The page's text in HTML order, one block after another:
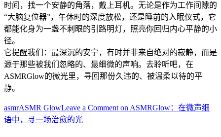
时间，找一个安静的角落，戴上耳机。无论是作为工作间隙的
“大脑复位器”，午休时的深度放松，还是睡前的入眠仪式，它
都能化身为一盏不刺眼的引路明灯，照亮你回归内心平静的小
径。
它提醒我们：最深沉的安宁，有时并非来自绝对的寂静，而是
源于那些被我们忽略的、最细微的声响。去聆听吧，在
ASMRGlow的微光里，寻回那份久违的、被温柔以待的平
静。
asmrASMR GlowLeave a Comment on ASMRGlow：在微声细
语中，寻一场治愈的光